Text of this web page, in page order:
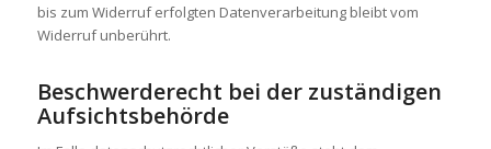
bis zum Widerruf erfolgten Datenverarbeitung bleibt vom
Widerruf unberührt.
Beschwerderecht bei der zuständigen
Aufsichtsbehörde